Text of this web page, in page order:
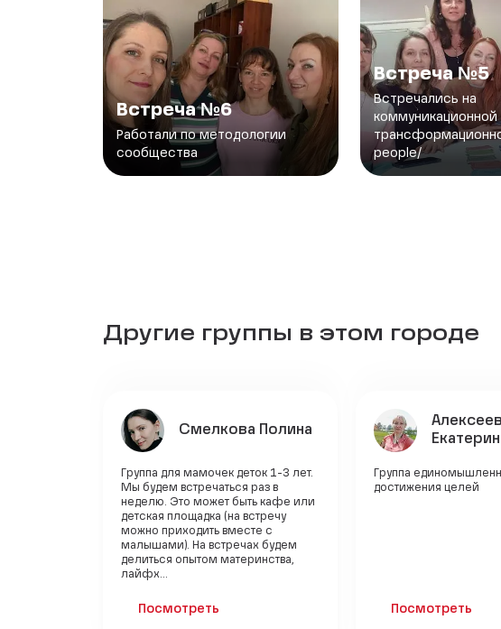
Встреча №6
Работали по методологии
сообщества
Встреча №5
Встречались на
коммуникационной
people/
Другие группы в этом городе
Смелкова Полина
Группа для мамочек деток 1-3 лет.
Мы будем встречаться раз в
неделю. Это может быть кафе или
детская площадка (на встречу
можно приходить вместе с
малышами). На встречах будем
делиться опытом материнства,
лайфх...
Посмотреть
Группа
достижения целей
Посмотреть